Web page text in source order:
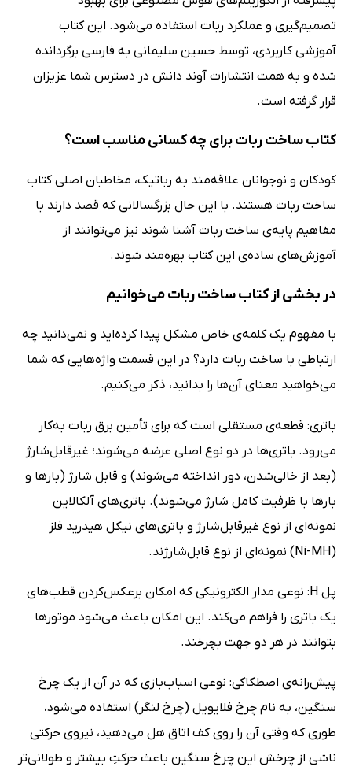
تصمیم‌گیری و عملکرد ربات استفاده می‌شود. این کتاب
آموزشی کاربردی، توسط حسین سلیمانی به فارسی برگردانده
شده و به همت انتشارات آوند دانش در دسترس شما عزیزان
قرار گرفته است.
کتاب ساخت ربات برای چه کسانی مناسب است؟
کودکان و نوجوانان علاقه‌مند به رباتیک، مخاطبان اصلی کتاب
ساخت ربات هستند. با این حال بزرگسالانی که قصد دارند با
مفاهیم پایه‌‌ی ساخت ربات آشنا شوند نیز می‌توانند از
آموزش‌های ساده‌ی این کتاب بهره‌مند شوند.
در بخشی از کتاب ساخت ربات می‌خوانیم
با مفهوم یک کلمه‌ی خاص مشکل پیدا کرده‌اید و نمی‌دانید چه
ارتباطی با ساخت ربات دارد؟ در این قسمت واژه‌هایی که شما
می‌خواهید معنای آن‌ها را بدانید، ذکر می‌کنیم.
باتری: قطعه‌ی مستقلی است که برای تأمین برق ربات به‌کار
می‌رود. باتری‌ها در دو نوع اصلی عرضه می‌شوند؛ غیرقابل‌شارژ
(بعد از خالی‌شدن، دور انداخته می‌شوند) و قابل شارژ (بارها و
بارها با ظرفیت کامل شارژ می‌شوند). باتری‌های آلکالاین
نمونه‌ای از نوع غیرقابل‌شارژ‌ و باتری‌های نیکل هیدرید فلز
(Ni-MH) نمونه‌ای از نوع قابل‌شارژند.
پل H: نوعی مدار الکترونیکی که امکان برعکس‌کردن قطب‌های
یک باتری را فراهم می‌کند. این امکان باعث می‌شود موتورها
بتوانند در هر دو جهت بچرخند.
پیش‌رانه‌ی اصطکاکی: نوعی اسباب‌بازی که در آن از یک چرخ
سنگین، به نام چرخ فلایویل (چرخ لنگر) استفاده می‌شود،
طوری که وقتی آن را روی کف اتاق هل می‌دهید، نیروی حرکتی
ناشی از چرخش این چرخ سنگین باعث حرکتِ بیشتر و طولانی‌تر